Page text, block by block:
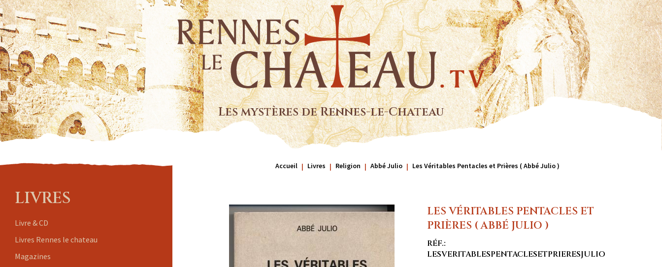
Les mystères de Rennes-le-Chateau
LIVRES
Livre & CD
Livres Rennes le chateau
Magazines
Accueil Livres Religion Abbé Julio Les Véritables Pentacles et Prières ( Abbé Julio )
LES VÉRITABLES PENTACLES ET
PRIÈRES ( ABBÉ JULIO )
RÉF.:
LESVERITABLESPENTACLESETPRIERESJULIO